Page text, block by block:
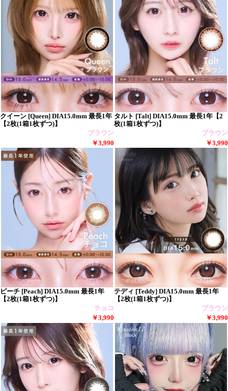
クイーン [Queen] DIA15.0mm 最長1年
【2枚(1箱1枚ずつ)】
ブラウン
￥3,990
タルト [Talt] DIA15.0mm 最長1年【2
枚(1箱1枚ずつ)】
ブラウン
￥3,990
ピーチ [Peach] DIA15.0mm 最長1年
【2枚(1箱1枚ずつ)】
チョコ
￥3,990
テディ [Teddy] DIA15.0mm 最長1年
【2枚(1箱1枚ずつ)】
ブラウン
￥3,990